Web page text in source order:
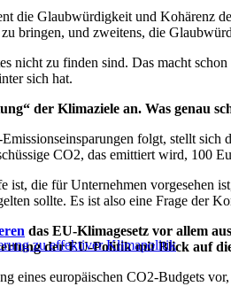
die Glaubwürdigkeit und Kohärenz
bringen, und zweitens, die
nicht zu finden sind. Das macht
sich hat.
der Klimaziele an. Was genau
folgt, stellt
CO2, das emittiert wird, 100
ist, die für Unternehmen vorgesehen
sollte. Es ist also eine Frage der
zu effektiver Klimapolitik
das EU-Klimagesetz vor allem
der EU-Politik mit Blick auf
eines europäischen CO2-Budgets